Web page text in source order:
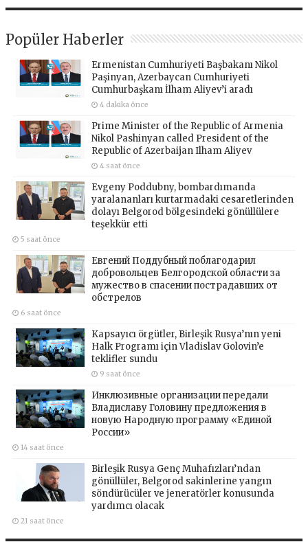
Popüler Haberler
Ermenistan Cumhuriyeti Başbakanı Nikol
Paşinyan, Azerbaycan Cumhuriyeti
Cumhurbaşkanı İlham Aliyev’i aradı
4 dakika önce
Prime Minister of the Republic of Armenia
Nikol Pashinyan called President of the
Republic of Azerbaijan Ilham Aliyev
4 saat önce
Evgeny Poddubny, bombardımanda
yaralananları kurtarmadaki cesaretlerinden
dolayı Belgorod bölgesindeki gönüllülere
teşekkür etti
5 saat önce
Евгений Поддубный поблагодарил
добровольцев Белгородской области за
мужество в спасении пострадавших от
обстрелов
6 saat önce
Kapsayıcı örgütler, Birleşik Rusya’nın yeni
Halk Programı için Vladislav Golovin’e
teklifler sundu
9 saat önce
Инклюзивные организации передали
Владиславу Головину предложения в
новую Народную программу «Единой
России»
14 saat önce
Birleşik Rusya Genç Muhafızları’ndan
gönüllüler, Belgorod sakinlerine yangın
söndürücüler ve jeneratörler konusunda
yardımcı olacak
21 saat önce